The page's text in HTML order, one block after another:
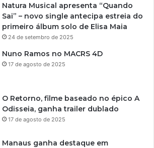
Natura Musical apresenta “Quando
Sai” – novo single antecipa estreia do
primeiro álbum solo de Elisa Maia
24 de setembro de 2025
Nuno Ramos no MACRS 4D
17 de agosto de 2025
O Retorno, filme baseado no épico A
Odisseia, ganha trailer dublado
17 de agosto de 2025
Manaus ganha destaque em